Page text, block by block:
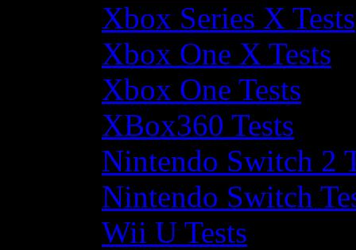
Xbox Series X Tests
Xbox One X Tests
Xbox One Tests
XBox360 Tests
Nintendo Switch 2
Nintendo Switch
Wii U Tests